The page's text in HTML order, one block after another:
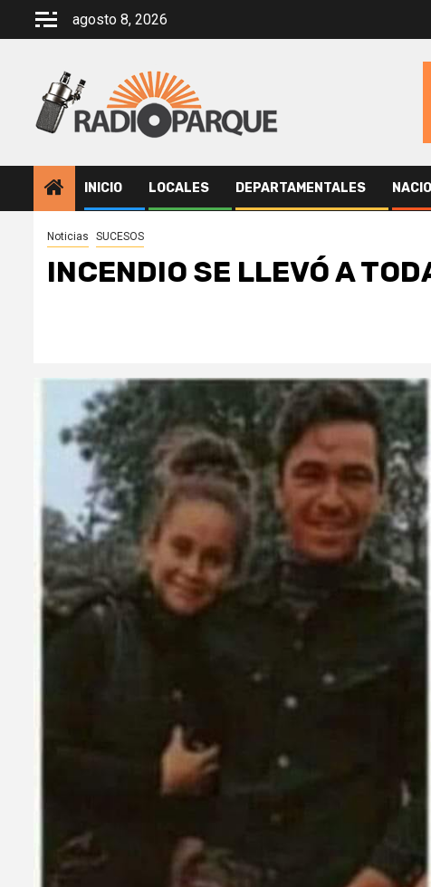
agosto 8, 2026
INICIO LOCALES DEPARTAMENTALES
Noticias SUCESOS
INCENDIO SE LLEVÓ A